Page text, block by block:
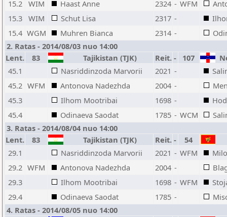
15.2 WIM Haast Anne 2324 - WFM
15.3 WIM Schut Lisa 2317 -
15.4 WGM Muhren Bianca 2314 -
2. Ratas - 2014/08/03 nuo 14:00
Lent.
83 Tajikistan (TJK) Reit. - 107
45.1
Nasriddinzoda Marvorii 2021 -
45.2 WFM Antonova Nadezhda 2004 -
45.3
Ilhom Mootribai 1698 -
45.4
Odinaeva Saodat 1785 - WCM
3. Ratas - 2014/08/04 nuo 14:00
Lent.
83 Tajikistan (TJK) Reit. -
54
29.1
Nasriddinzoda Marvorii 2021 - WFM
29.2 WFM Antonova Nadezhda 2004 -
29.3
Ilhom Mootribai 1698 - WFM
29.4
Odinaeva Saodat 1785 -
4. Ratas - 2014/08/05 nuo 14:00